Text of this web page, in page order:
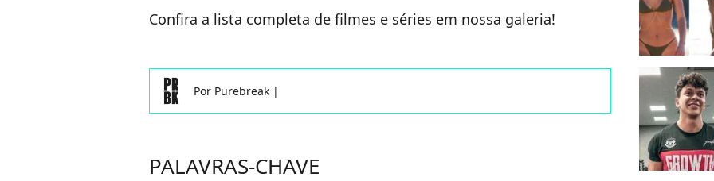
Confira a lista completa de filmes e séries em nossa galeria!
Por Purebreak |
PALAVRAS-CHAVE